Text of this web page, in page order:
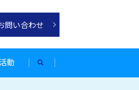
動 search
問い合わせ